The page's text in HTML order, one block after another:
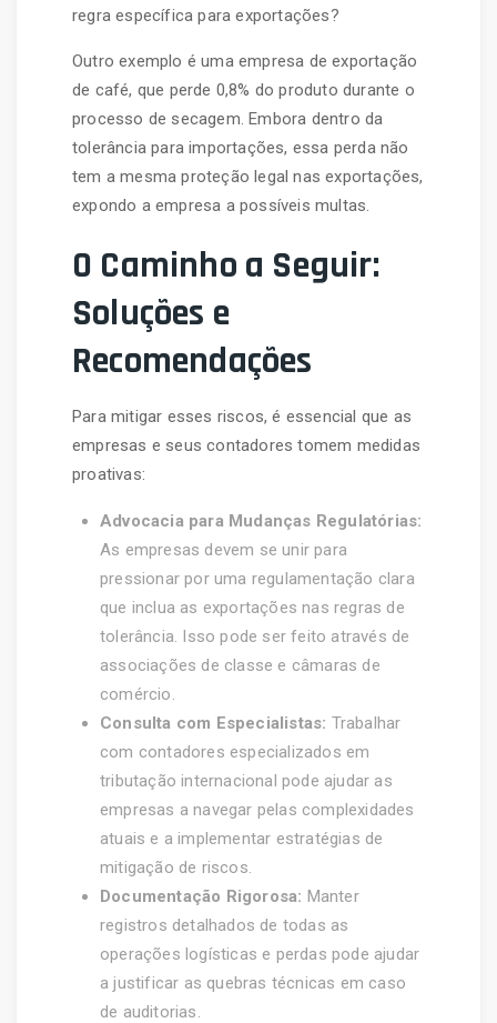
regra específica para exportações?
Outro exemplo é uma empresa de exportação
de café, que perde 0,8% do produto durante o
processo de secagem. Embora dentro da
tolerância para importações, essa perda não
tem a mesma proteção legal nas exportações,
expondo a empresa a possíveis multas.
O Caminho a Seguir:
Soluções e
Recomendações
Para mitigar esses riscos, é essencial que as
empresas e seus contadores tomem medidas
proativas:
Advocacia para Mudanças Regulatórias:
As empresas devem se unir para
pressionar por uma regulamentação clara
que inclua as exportações nas regras de
tolerância. Isso pode ser feito através de
associações de classe e câmaras de
comércio.
Consulta com Especialistas: Trabalhar
com contadores especializados em
tributação internacional pode ajudar as
empresas a navegar pelas complexidades
atuais e a implementar estratégias de
mitigação de riscos.
Documentação Rigorosa: Manter
registros detalhados de todas as
operações logísticas e perdas pode ajudar
a justificar as quebras técnicas em caso
de auditorias.